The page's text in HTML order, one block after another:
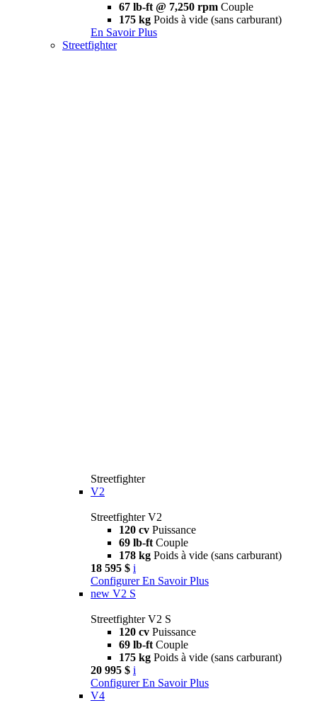
67 lb-ft @ 7,250 rpm Couple
175 kg Poids à vide (sans carburant)
En Savoir Plus
Streetfighter
Streetfighter
V2
Streetfighter V2
120 cv Puissance
69 lb-ft Couple
178 kg Poids à vide (sans carburant)
18 595 $ i
Configurer En Savoir Plus
new V2 S
Streetfighter V2 S
120 cv Puissance
69 lb-ft Couple
175 kg Poids à vide (sans carburant)
20 995 $ i
Configurer En Savoir Plus
V4